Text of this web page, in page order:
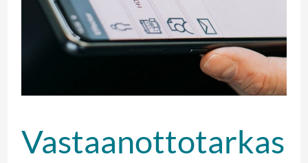
Vastaanottotarkas